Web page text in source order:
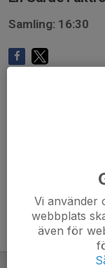
Samling: 16:30
Vi använder
webbplats
även för